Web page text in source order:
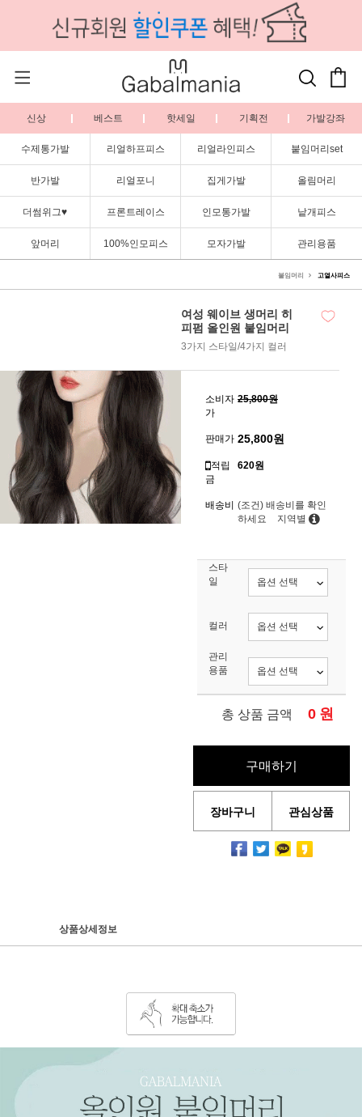
신상 베스트 핫세일 기획전 가발강좌
수제통가발 리얼하프피스 리얼라인피스 붙임머리set
반가발 리얼포니 집게가발 올림머리
더썸위그♥ 프론트레이스 인모통가발 낱개피스
앞머리 100%인모피스 모자가발 관리용품
붙임머리 고열사피스
여성 웨이브 생머리 히
피펌 올인원 붙임머리
3가지 스타일/4가지 컬러
소비자
가
25,800원
판매가 25,800원
적립
금
620원
배송비 (조건) 배송비를 확인
하세요
지역별
스타
일
컬러
관리
용품
총 상품 금액 0 원
구매하기
장바구니 관심상품
상품상세정보